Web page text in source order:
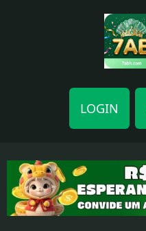
APOSTAS
LOGIN